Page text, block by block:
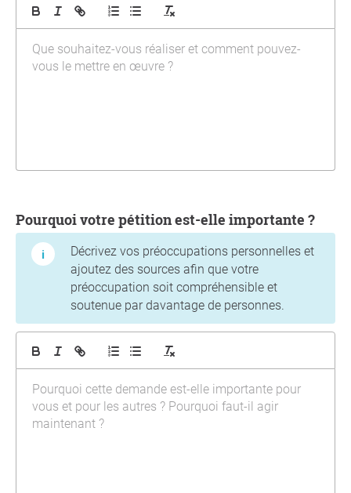
Pourquoi votre pétition est-elle importante ?
Décrivez vos préoccupations personnelles et
ajoutez des sources afin que votre
préoccupation soit compréhensible et
soutenue par davantage de personnes.